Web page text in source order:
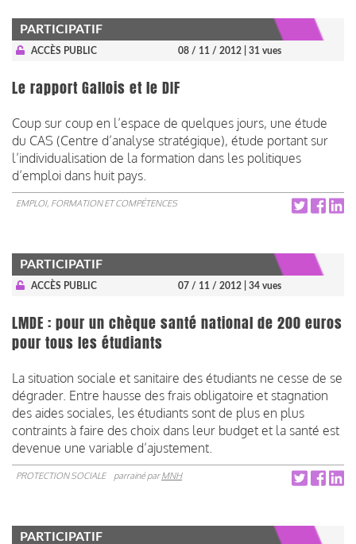
PARTICIPATIF
ACCÈS PUBLIC 08 / 11 / 2012 | 31 vues
Le rapport Gallois et le DIF
Coup sur coup en l’espace de quelques jours, une étude
du CAS (Centre d’analyse stratégique), étude portant sur
l’individualisation de la formation dans les politiques
d’emploi dans huit pays.
EMPLOI, FORMATION ET COMPÉTENCES
PARTICIPATIF
ACCÈS PUBLIC 07 / 11 / 2012 | 34 vues
LMDE : pour un chèque santé national de 200 euros
pour tous les étudiants
La situation sociale et sanitaire des étudiants ne cesse de se
dégrader. Entre hausse des frais obligatoire et stagnation
des aides sociales, les étudiants sont de plus en plus
contraints à faire des choix dans leur budget et la santé est
devenue une variable d’ajustement.
PROTECTION SOCIALE parrainé parMNH
PARTICIPATIF